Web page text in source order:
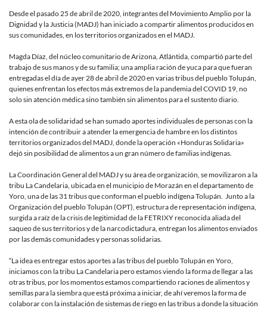
en
tiempos
alimentos
entre
los
núcleos
MADJ
Desde el pasado 25 de abril de 2020, integrantes del Movimiento Amplio por la
Dignidad y la Justicia (MADJ) han iniciado a compartir alimentos producidos en
sus comunidades, en los territorios organizados en el MADJ.
Magda Díaz, del núcleo comunitario de Arizona, Atlántida, compartió parte del
trabajo de sus manos y de su familia; una amplia ración de yuca para que fueran
entregadas el día de ayer 28 de abril de 2020 en varias tribus del pueblo Tolupán,
quienes enfrentan los efectos más extremos de la pandemia del COVID 19, no
solo sin atención médica sino también sin alimentos para el sustento diario.
A esta ola de solidaridad se han sumado aportes individuales de personas con la
intención de contribuir a atender la emergencia de hambre en los distintos
territorios organizados del MADJ, donde la operación «Honduras Solidaria»
dejó sin posibilidad de alimentos a un gran número de familias indígenas.
La Coordinación General del MADJ y su área de organización, se movilizaron a la
tribu La Candelaria, ubicada en el municipio de Morazán en el departamento de
Yoro, una de las 31 tribus que conforman el pueblo indígena Tolupán. Junto a la
Organización del pueblo Tolupán (OPT), estructura de representación indígena,
surgida a raíz de la crisis de legitimidad de la FETRIXY reconocida aliada del
saqueo de sus territorios y de la narcodictadura, entregan los alimentos enviados
por las demás comunidades y personas solidarias.
“La idea es entregar estos aportes a las tribus del pueblo Tolupán en Yoro,
iniciamos con la tribu La Candelaria pero estamos viendo la forma de llegar a las
otras tribus, por los momentos estamos compartiendo raciones de alimentos y
semillas para la siembra que está próxima a iniciar, de ahí veremos la forma de
colaborar con la instalación de sistemas de riego en las tribus a donde la situación